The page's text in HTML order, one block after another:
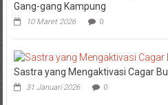
Gang-gang Kampung
10 Maret 2026 0
Sastra yang Mengaktivasi Cagar
31 Januari 2026 0